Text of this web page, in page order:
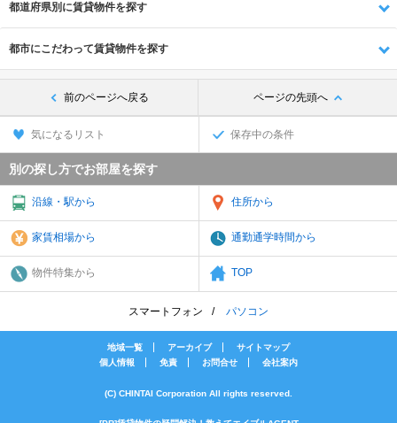
都道府県別に賃貸物件を探す
都市にこだわって賃貸物件を探す
前のページへ戻る ページの先頭へ
気になるリスト 保存中の条件
別の探し方でお部屋を探す
沿線・駅から 住所から
家賃相場から 通勤通学時間から
物件特集から TOP
スマートフォン パソコン
地域一覧 アーカイブ
サイトマップ
個人情報
免責 お問合せ 会社案内
(C) CHINTAI Corporation All rights reserved.